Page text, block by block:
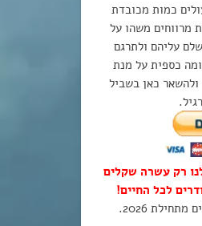
כמות מכובדת
מרווחים משהו על
עליהם ולתרגם
כספית על מנת
כאן בשביל
רק עשרה שקלים
לכל החיים!